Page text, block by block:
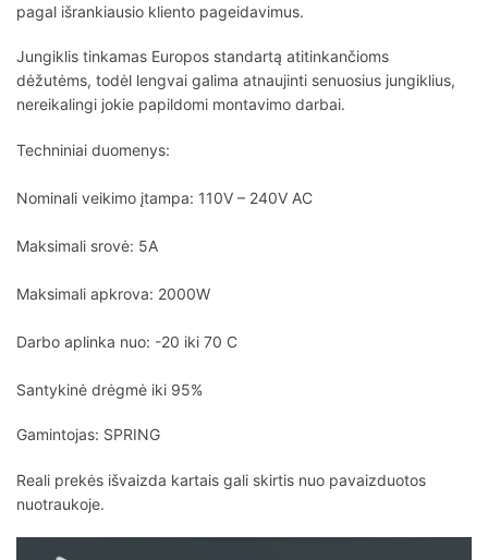
pagal išrankiausio kliento pageidavimus.
Jungiklis tinkamas Europos standartą atitinkančioms
dėžutėms, todėl lengvai galima atnaujinti senuosius jungiklius,
nereikalingi jokie papildomi montavimo darbai.
Techniniai duomenys:
Nominali veikimo įtampa: 110V – 240V AC
Maksimali srovė: 5A
Maksimali apkrova: 2000W
Darbo aplinka nuo: -20 iki 70 C
Santykinė drėgmė iki 95%
Gamintojas: SPRING
Reali prekės išvaizda kartais gali skirtis nuo pavaizduotos
nuotraukoje.